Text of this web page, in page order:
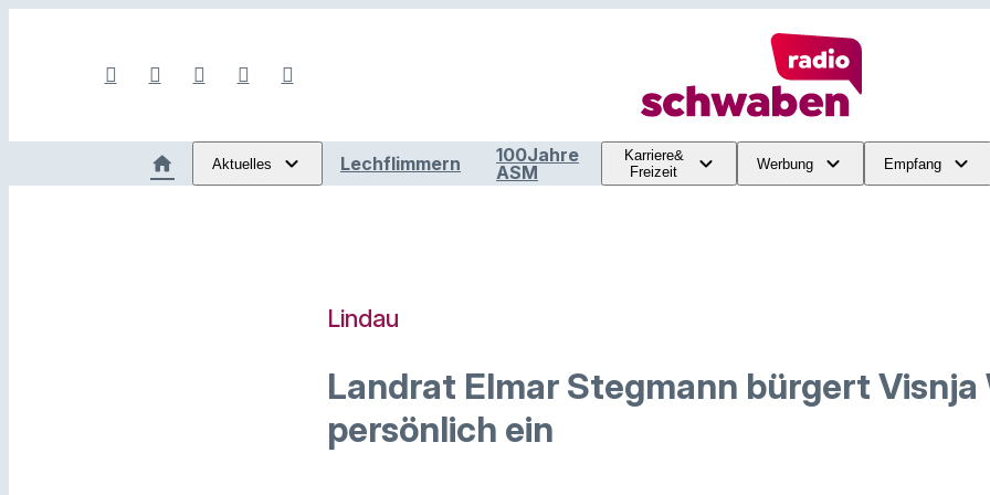
Aktuelles Lechflimmern
100Jahre
ASM
Karriere&
Freizeit
Werbung Empfang
Lindau
Landrat Elmar Stegmann bürgert Visnja
persönlich ein